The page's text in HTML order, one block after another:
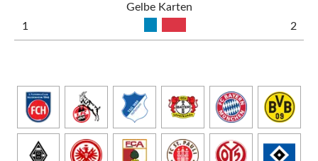
Gelbe Karten
1
2